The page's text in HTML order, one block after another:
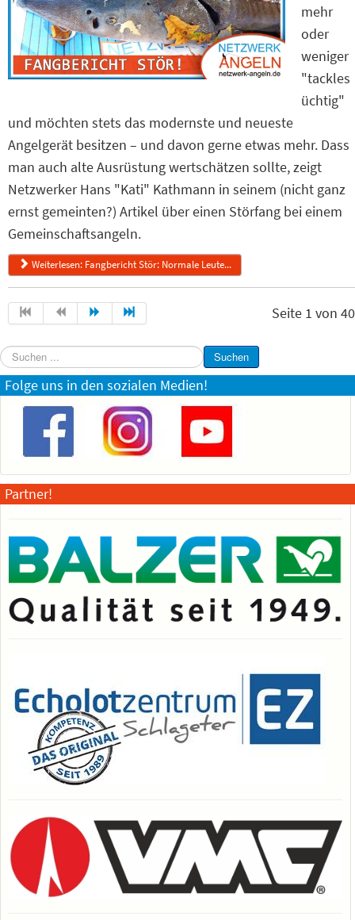
mehr
oder
weniger
"tackles
üchtig"
und möchten stets das modernste und neueste
Angelgerät besitzen – und davon gerne etwas mehr. Dass
man auch alte Ausrüstung wertschätzen sollte, zeigt
Netzwerker Hans "Kati" Kathmann in seinem (nicht ganz
ernst gemeinten?) Artikel über einen Störfang bei einem
Gemeinschaftsangeln.
Weiterlesen: Fangbericht Stör: Normale Leute...
Seite 1 von 40
Suchen
...
Suchen
Folge uns in den sozialen Medien!
Partner!